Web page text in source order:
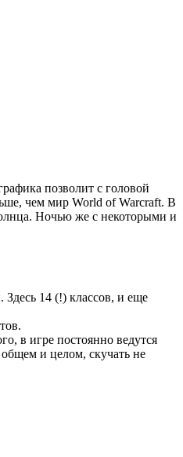
позволит с головой
чем мир World of Warcraft. В
Ночью же с некоторыми и
Здесь 14 (!) классов, и еще
в игре постоянно ведутся
и целом, скучать не